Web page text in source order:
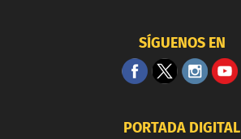
SÍGUENOS EN
PORTADA DIGITAL